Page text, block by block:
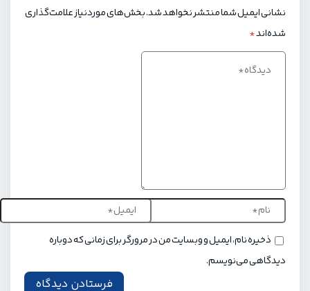
نشانی ایمیل شما منتشر نخواهد شد.بخش‌های موردنیاز علامت‌گذاری
شده‌اند*
ذخیره نام، ایمیل و وبسایت من در مرورگر برای زمانی که دوباره
دیدگاهی می‌نویسم.